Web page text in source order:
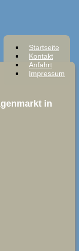
Startseite
Kontakt
Anfahrt
Impressum
in